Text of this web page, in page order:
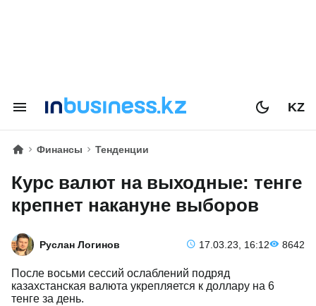
KZ
Финансы Тенденции
Курс валют на выходные:
тенге крепнет накануне
выборов
Руслан Логинов
После восьми сессий ослаблений подряд